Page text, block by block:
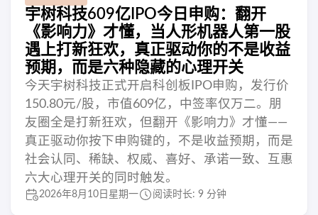
宇树科技609亿IPO今日申购：翻开
《影响力》才懂，当人形机器人第一股
遇上打新狂欢，真正驱动你的不是收益
预期，而是六种隐藏的心理开关
今天宇树科技正式开启科创板IPO申购，发行价
150.80元/股，市值609亿，中签率仅万二。朋
友圈全是打新狂欢，但翻开《影响力》才懂——
真正驱动你按下申购键的，不是收益预期，而是
社会认同、稀缺、权威、喜好、承诺一致、互惠
六大心理开关的同时触发。
2026年8月10日星期一 阅读时长: 9 分钟